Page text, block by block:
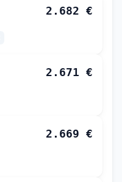
2.682 €
2.671 €
2.669 €